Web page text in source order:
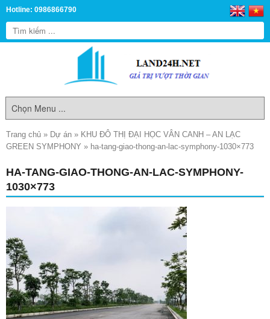
Hotline: 0986866790
Trang chủ » Dự án » KHU ĐÔ THỊ ĐẠI HỌC VÂN CANH – AN LẠC
GREEN SYMPHONY » ha-tang-giao-thong-an-lac-symphony-1030×773
HA-TANG-GIAO-THONG-AN-LAC-SYMPHONY-
1030×773